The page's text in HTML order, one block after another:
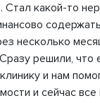
Стал какой-то
несколько
решили, что
и нам
и сейчас